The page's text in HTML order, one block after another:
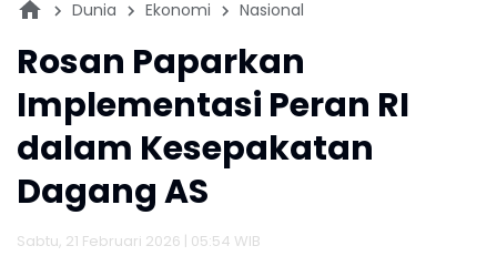
Muaragembong, dapat berkembang lebih baik," kata
Dunia Ekonomi Nasional
Rosan Paparkan
Implementasi Peran RI
dalam Kesepakatan
Dagang AS
Sabtu, 21 Februari 2026 | 05:54 WIB